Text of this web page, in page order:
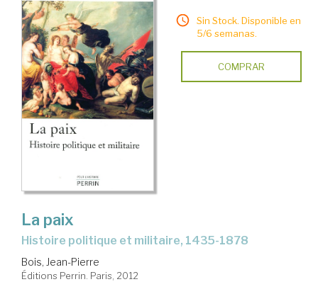
Sin Stock. Disponible en
5/6 semanas.
COMPRAR
La paix
histoire politique et militaire, 1435-1878
Bois, Jean-Pierre
Éditions Perrin. Paris, 2012